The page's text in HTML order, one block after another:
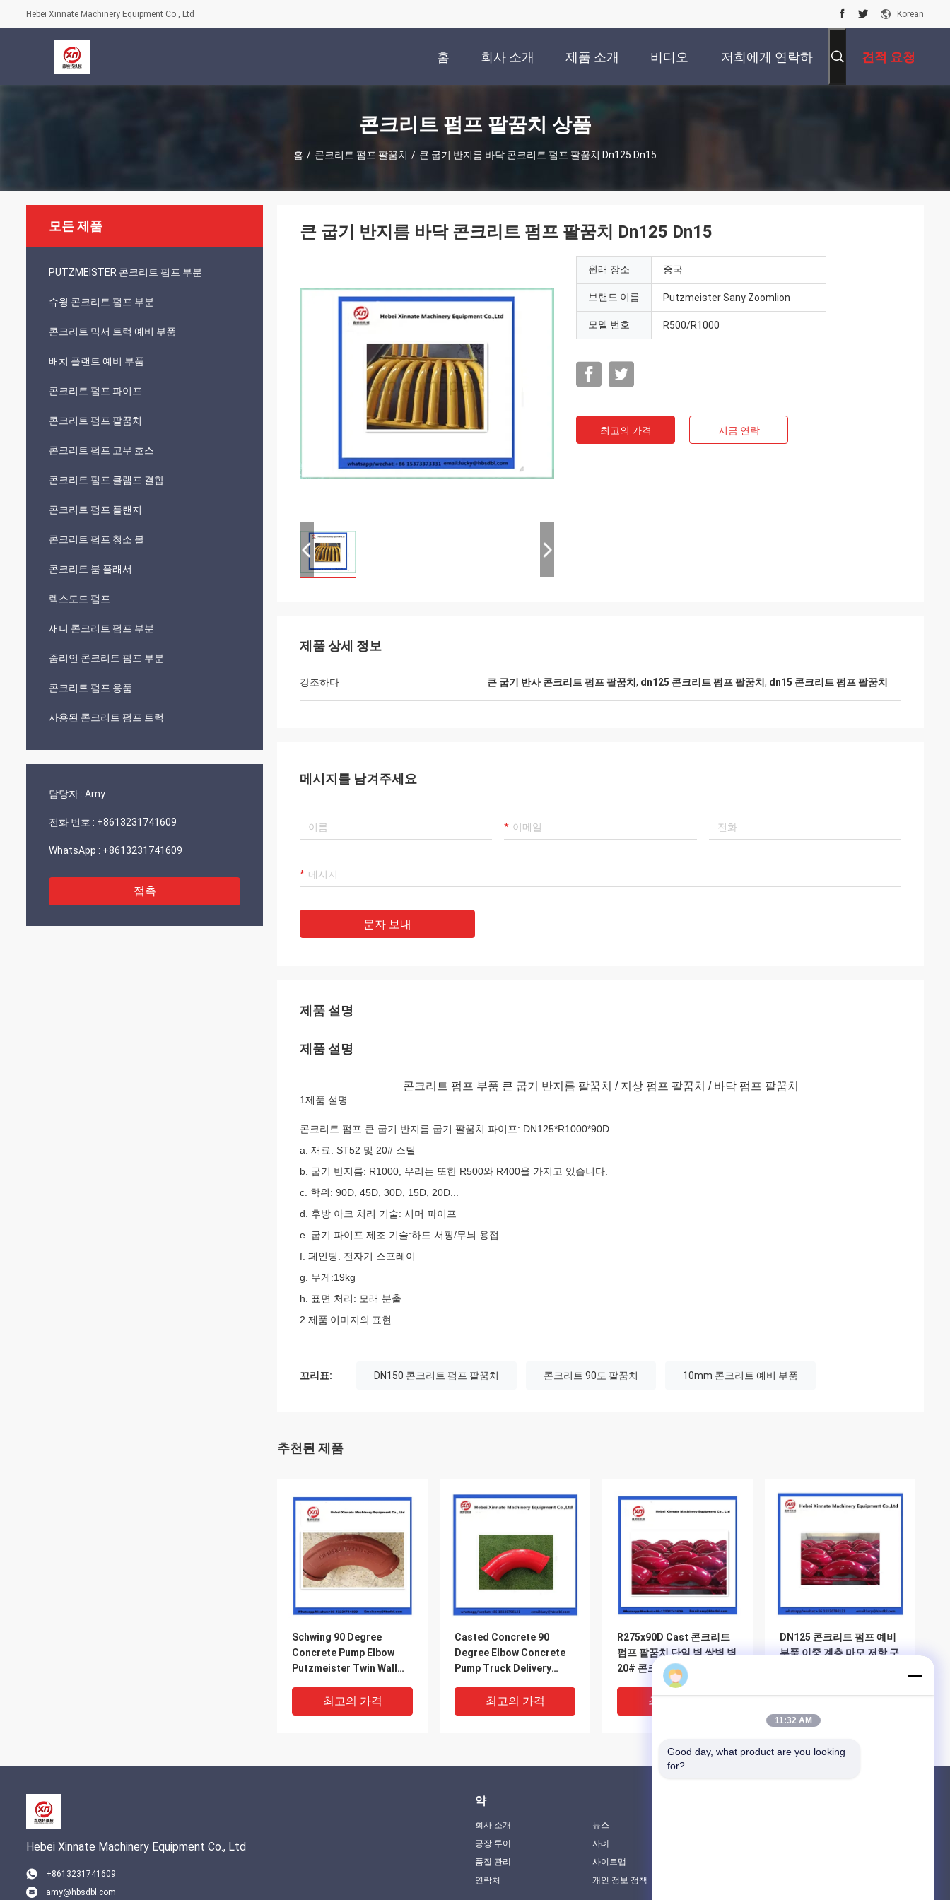
Hebei Xinnate Machinery Equipment Co., Ltd Korean
홈 회사 소개 제품 소개 비디오 저희에게 연락하 견적 요청
콘크리트 펌프 팔꿈치 상품
홈 / 콘크리트 펌프 팔꿈치 / 큰 굽기 반지름 바닥 콘크리트 펌프 팔꿈치 Dn125 Dn15
모든 제품
PUTZMEISTER 콘크리트 펌프 부분
슈윙 콘크리트 펌프 부분
콘크리트 믹서 트럭 예비 부품
배치 플랜트 예비 부품
콘크리트 펌프 파이프
콘크리트 펌프 팔꿈치
콘크리트 펌프 고무 호스
콘크리트 펌프 클램프 결합
콘크리트 펌프 플랜지
콘크리트 펌프 청소 볼
콘크리트 붐 플래서
렉스도드 펌프
새니 콘크리트 펌프 부분
줌리언 콘크리트 펌프 부분
콘크리트 펌프 용품
사용된 콘크리트 펌프 트럭
담당자 : Amy
전화 번호 : +8613231741609
WhatsApp : +8613231741609
접촉
큰 굽기 반지름 바닥 콘크리트 펌프 팔꿈치 Dn125 Dn15
원래 장소 중국
브랜드 이름 Putzmeister Sany Zoomlion
모델 번호 R500/R1000
최고의 가격 지금 연락
제품 상세 정보
강조하다 큰 굽기 반사 콘크리트 펌프 팔꿈치 , dn125 콘크리트 펌프 팔꿈치 , dn15 콘크리트 펌프 팔꿈치
메시지를 남겨주세요
문자 보내
제품 설명
제품 설명
콘크리트 펌프 부품 큰 굽기 반지름 팔꿈치 / 지상 펌프 팔꿈치 / 바닥 펌프 팔꿈치
1제품 설명
콘크리트 펌프 큰 굽기 반지름 굽기 팔꿈치 파이프: DN125*R1000*90D
a. 재료: ST52 및 20# 스틸
b. 굽기 반지름: R1000, 우리는 또한 R500와 R400을 가지고 있습니다.
c. 학위: 90D, 45D, 30D, 15D, 20D...
d. 후방 아크 처리 기술: 시머 파이프
e. 굽기 파이프 제조 기술:하드 서핑/무늬 용접
f. 페인팅: 전자기 스프레이
g. 무게:19kg
h. 표면 처리: 모래 분출
2. 제품 이미지의 표현
꼬리표: DN150 콘크리트 펌프 팔꿈치 콘크리트 90도 팔꿈치 10mm 콘크리트 예비 부품
추천된 제품
Schwing 90 Degree
Concrete Pump Elbow
Putzmeister Twin Wall
최고의 가격
Casted Concrete 90
Degree Elbow Concrete
Pump Truck Delivery
최고의 가격
R275x90D Cast 콘크리트
펌프 팔꿈치 단일 벽 쌍벽 벽
20# 콘크리트 펌프 파이프
최고의 가격
DN125 콘크리트 펌프 예비
부품 이중 계층 마모 저항 구
Hebei Xinnate Machinery Equipment Co., Ltd
+8613231741609
amy@hbsdbl.com
약
회사 소개
공장 투어
품질 관리
연락처
뉴스
사례
사이트맵
개인 정보 정책
11:32 AM
Good day, what product are you looking
for?